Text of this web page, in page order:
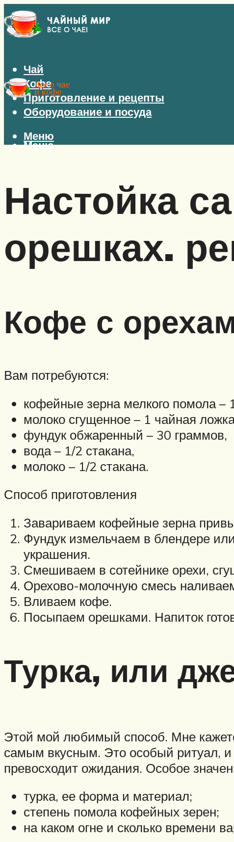
Чай
Кофе
Приготовление и рецепты
Оборудование и посуда
Меню
Меню
Настойка
орешках.
Кофе с
Вам потребуются:
кофейные зерна мелкого помола –
молоко сгущенное – 1 чайная
фундук обжаренный – 30 граммов,
вода – 1/2 стакана,
молоко – 1/2 стакана.
Способ приготовления
Завариваем кофейные зерна
Фундук измельчаем в блендере
украшения.
Смешиваем в сотейнике орехи,
Орехово-молочную смесь
Вливаем кофе.
Посыпаем орешками. Напиток
Турка, или
Этой мой любимый способ. Мне
самым вкусным. Это особый ритуал, и
превосходит ожидания. Особое
турка, ее форма и материал;
степень помола кофейных зерен;
на каком огне и сколько времени